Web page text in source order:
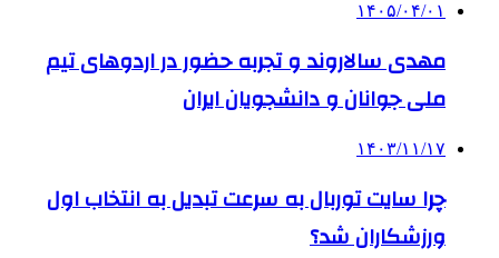
۱۴۰۵/۰۴/۰۱
مهدی سالاروند و تجربه حضور در اردوهای تیم
ملی جوانان و دانشجویان ایران
۱۴۰۳/۱۱/۱۷
چرا سایت توربال به ‌سرعت تبدیل به انتخاب اول
ورزشکاران شد؟